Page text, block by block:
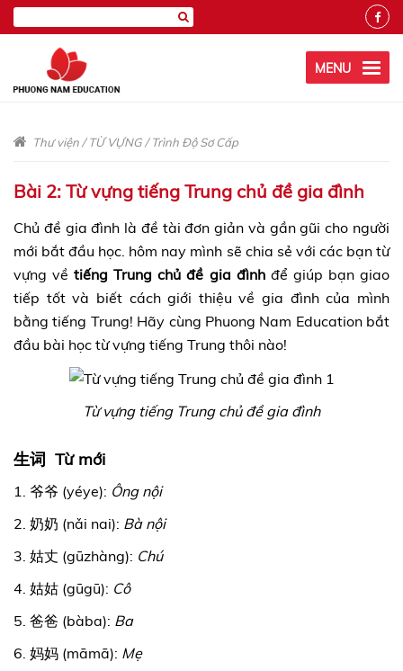
MENU
Thư viện/TỪ VỰNG/Trình Độ Sơ Cấp
Bài 2: Từ vựng tiếng Trung chủ đề gia đình
Chủ đề gia đình là đề tài đơn giản và gần gũi cho người
mới bắt đầu học. hôm nay mình sẽ chia sẻ với các bạn từ
vựng vềtiếng Trung chủ đề gia đình để giúp bạn giao
tiếp tốt và biết cách giới thiệu về gia đình của mình
bằng tiếng Trung! Hãy cùng Phuong Nam Education bắt
đầu bài học từ vựng tiếng Trung thôi nào!
Từ vựng tiếng Trung chủ đề gia đình
生词 Từ mới
1. 爷爷 (yéye): Ông nội
2. 奶奶 (nǎi nai): Bà nội
3. 姑丈 (gūzhàng): Chú
4. 姑姑 (gūgū): Cô
5. 爸爸 (bàba): Ba
6. 妈妈 (māmā): Mẹ